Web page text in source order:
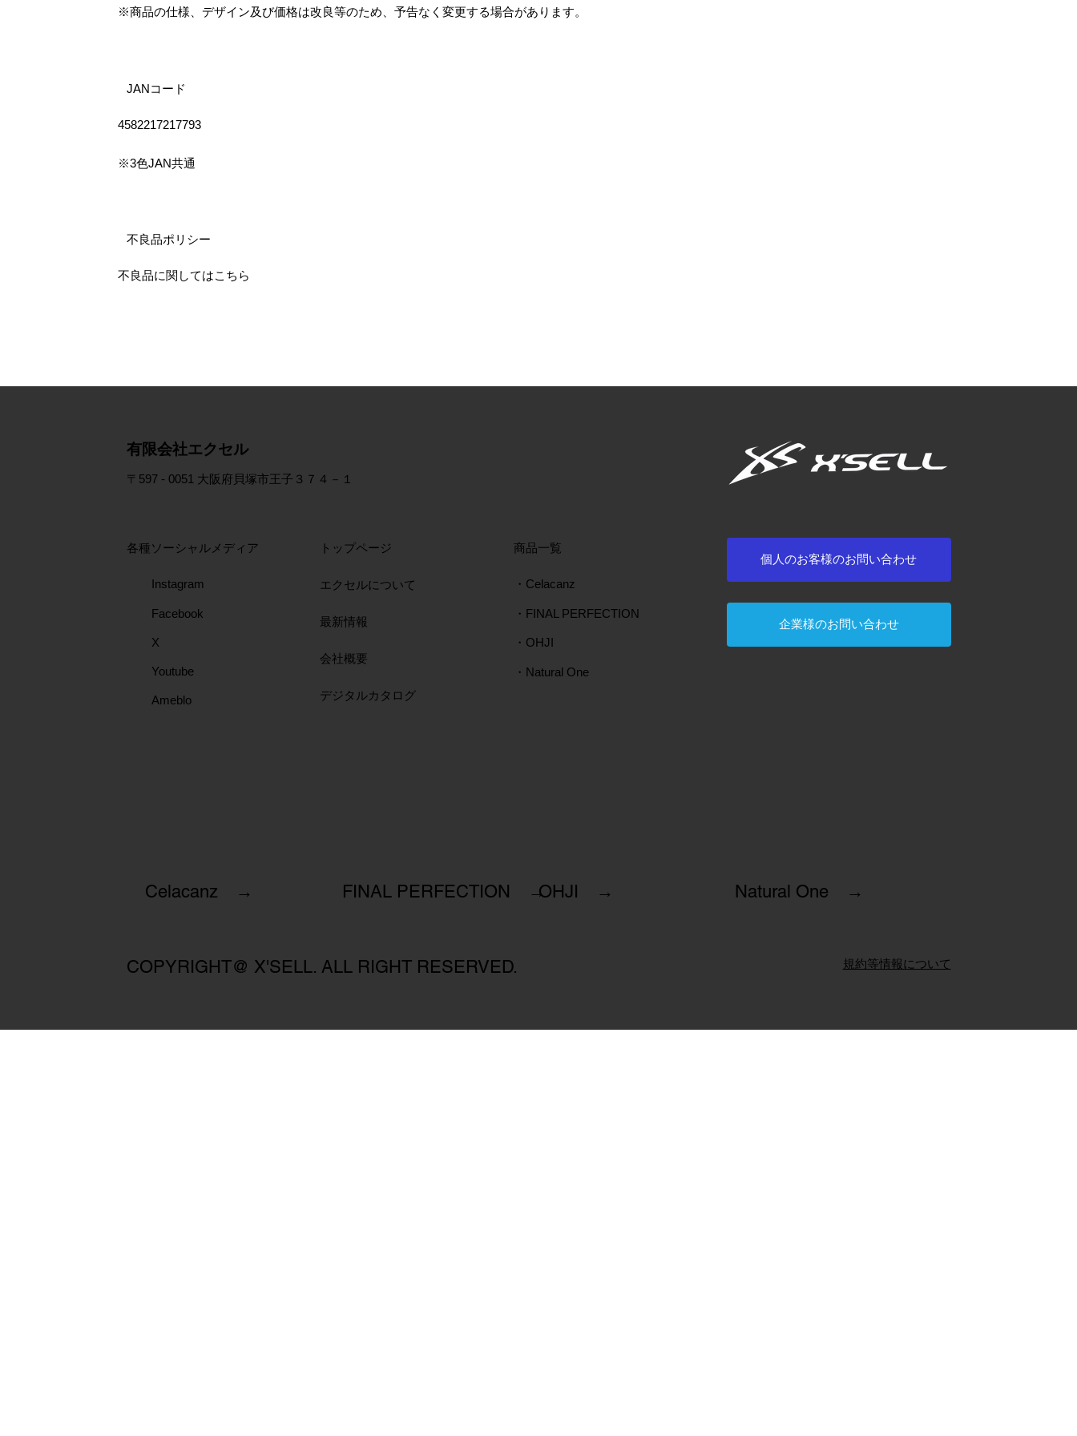
※商品の仕様、デザイン及び価格は改良等のため、予告なく変更する場合があります。
JANコード
4582217217793
※3色JAN共通
不良品ポリシー
不良品に関してはこちら
​有限会社エクセル
〒597 - 0051 大阪府貝塚市王子３７４－１
各種ソーシャルメディア
Instagram
Facebook
X
Youtube
Ameblo
トップページ
エクセルについて
最新情報
会社概要
​デジタルカタログ
​商品一覧
・Celacanz
・FINAL PERFECTION
・OHJI
・Natural One
Celacanz → FINAL PERFECTION →OHJI → Natural One →
COPYRIGHT@ X'SELL. ALL RIGHT RESERVED.
個人のお客様のお問い合わせ
企業様のお問い合わせ
規約等情報について